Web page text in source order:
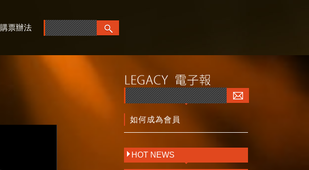
購票辦法
如何成為會員
HOT NEWS